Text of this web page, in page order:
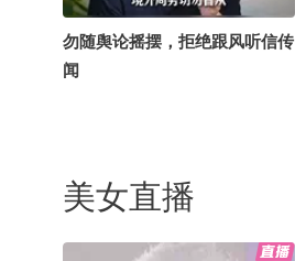
勿随舆论摇摆，拒绝跟风听信传
闻
美女直播